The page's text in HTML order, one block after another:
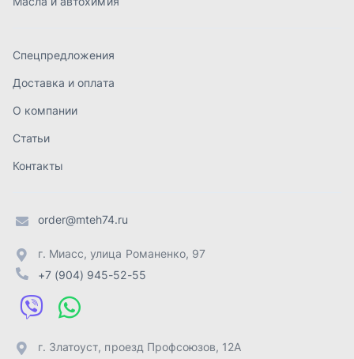
order@mteh74.ru
+7 (904) 945-52-55
г. Златоуст
г. Челябинск
+7 (904) 945-04-44
Отправить заявку